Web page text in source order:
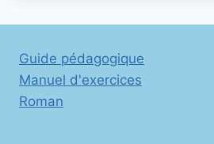
Guide pédagogique
Manuel d'exercices
Roman